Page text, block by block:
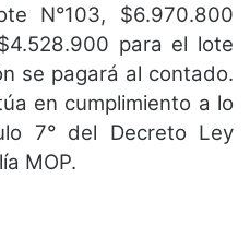
N°103, $6.970.800
para el lote
se pagará al contado.
en cumplimiento a lo
7° del Decreto Ley
MOP.